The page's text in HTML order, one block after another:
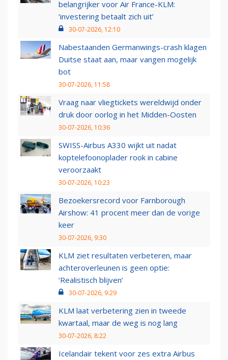
belangrijker voor Air France-KLM:
‘investering betaalt zich uit’
30-07-2026, 12:10
Nabestaanden Germanwings-crash klagen
Duitse staat aan, maar vangen mogelijk
bot
30-07-2026, 11:58
Vraag naar vliegtickets wereldwijd onder
druk door oorlog in het Midden-Oosten
30-07-2026, 10:36
SWISS-Airbus A330 wijkt uit nadat
koptelefoonoplader rook in cabine
veroorzaakt
30-07-2026, 10:23
Bezoekersrecord voor Farnborough
Airshow: 41 procent meer dan de vorige
keer
30-07-2026, 9:30
KLM ziet resultaten verbeteren, maar
achteroverleunen is geen optie:
‘Realistisch blijven’
30-07-2026, 9:29
KLM laat verbetering zien in tweede
kwartaal, maar de weg is nog lang
30-07-2026, 8:22
Icelandair tekent voor zes extra Airbus